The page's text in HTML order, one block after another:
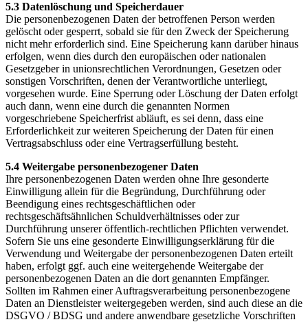
5.3 Datenlöschung und Speicherdauer
Die personenbezogenen Daten der betroffenen Person werden
gelöscht oder gesperrt, sobald sie für den Zweck der Speicherung
nicht mehr erforderlich sind. Eine Speicherung kann darüber hinaus
erfolgen, wenn dies durch den europäischen oder nationalen
Gesetzgeber in unionsrechtlichen Verordnungen, Gesetzen oder
sonstigen Vorschriften, denen der Verantwortliche unterliegt,
vorgesehen wurde. Eine Sperrung oder Löschung der Daten erfolgt
auch dann, wenn eine durch die genannten Normen
vorgeschriebene Speicherfrist abläuft, es sei denn, dass eine
Erforderlichkeit zur weiteren Speicherung der Daten für einen
Vertragsabschluss oder eine Vertragserfüllung besteht.
5.4 Weitergabe personenbezogener Daten
Ihre personenbezogenen Daten werden ohne Ihre gesonderte
Einwilligung allein für die Begründung, Durchführung oder
Beendigung eines rechtsgeschäftlichen oder
rechtsgeschäftsähnlichen Schuldverhältnisses oder zur
Durchführung unserer öffentlich-rechtlichen Pflichten verwendet.
Sofern Sie uns eine gesonderte Einwilligungserklärung für die
Verwendung und Weitergabe der personenbezogenen Daten erteilt
haben, erfolgt ggf. auch eine weitergehende Weitergabe der
personenbezogenen Daten an die dort genannten Empfänger.
Sollten im Rahmen einer Auftragsverarbeitung personenbezogene
Daten an Dienstleister weitergegeben werden, sind auch diese an die
DSGVO / BDSG und andere anwendbare gesetzliche Vorschriften